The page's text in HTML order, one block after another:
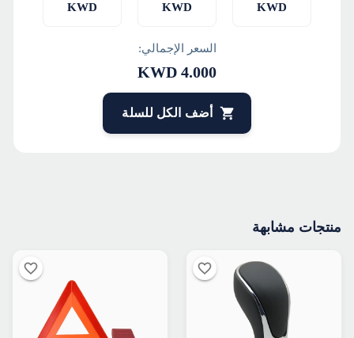
KWD
KWD
KWD
السعر الإجمالي:
4.000
أضف الكل للسلة
منتجات مشابهة